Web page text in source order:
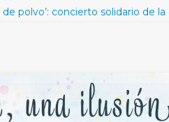
de polvo’: concierto solidario de